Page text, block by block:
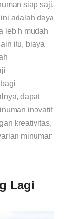
siap saji.
adalah daya
lebih mudah
itu, biaya
dapat
inovatif
kreativitas,
minuman
Lagi